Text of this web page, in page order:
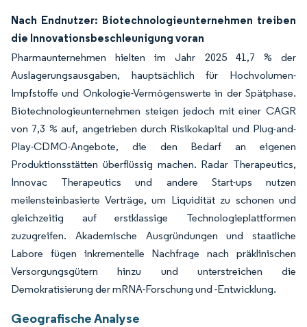
Nach Endnutzer: Biotechnologieunternehmen treiben
die Innovationsbeschleunigung voran
Pharmaunternehmen hielten im Jahr 2025 41,7 % der
Auslagerungsausgaben, hauptsächlich für Hochvolumen-
Impfstoffe und Onkologie-Vermögenswerte in der Spätphase.
Biotechnologieunternehmen steigen jedoch mit einer CAGR
von 7,3 % auf, angetrieben durch Risikokapital und Plug-and-
Play-CDMO-Angebote, die den Bedarf an eigenen
Produktionsstätten überflüssig machen. Radar Therapeutics,
Innovac Therapeutics und andere Start-ups nutzen
meilensteinbasierte Verträge, um Liquidität zu schonen und
gleichzeitig auf erstklassige Technologieplattformen
zuzugreifen. Akademische Ausgründungen und staatliche
Labore fügen inkrementelle Nachfrage nach präklinischen
Versorgungsgütern hinzu und unterstreichen die
Demokratisierung der mRNA-Forschung und -Entwicklung.
Geografische Analyse